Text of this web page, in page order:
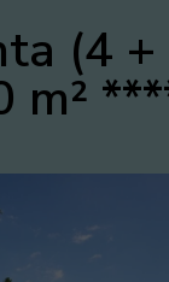
(4
m²